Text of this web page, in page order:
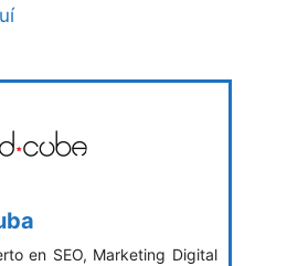
en SEO, Marketing Digital